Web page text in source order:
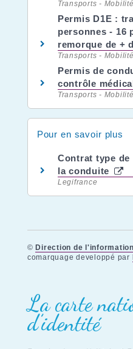
Transports - Mobilité
Permis D1E :
personnes - 16
remorque de +
Transports - Mobilité
Permis de
contrôle
Transports - Mobilité
Pour en savoir plus
Contrat type de
la conduite
Legifrance
© Direction de
comarquage developpé par
La carte
d’identité